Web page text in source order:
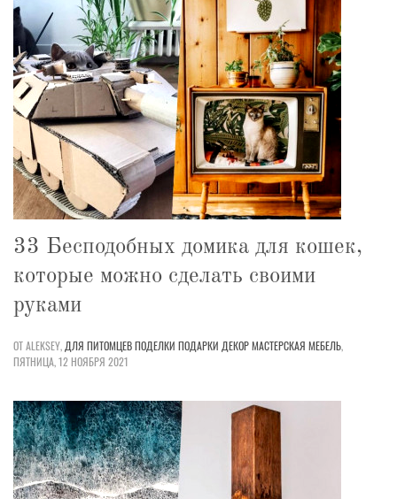
33 Бесподобных домика для кошек,
которые можно сделать своими
руками
ОТ ALEKSEY, ДЛЯ ПИТОМЦЕВПОДЕЛКИ ПОДАРКИ ДЕКОРМАСТЕРСКАЯ МЕБЕЛЬ,
ПЯТНИЦА, 12 НОЯБРЯ 2021